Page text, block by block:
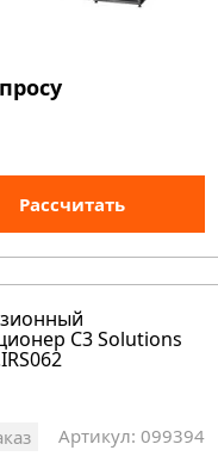
Рассчитать
C3 Solutions
Артикул: 099394